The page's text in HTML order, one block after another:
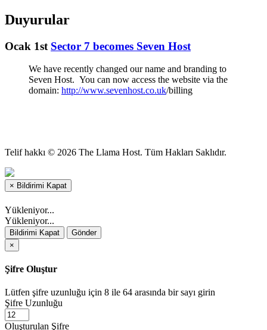
Duyurular
Ocak 1st Sector 7 becomes Seven Host
We have recently changed our name and branding to
Seven Host. You can now access the website via the
domain: http://www.sevenhost.co.uk/billing
Telif hakkı © 2026 The Llama Host. Tüm Hakları Saklıdır.
× Bildirimi Kapat
Yükleniyor...
Yükleniyor...
Bildirimi Kapat
Gönder
×
Şifre Oluştur
Lütfen şifre uzunluğu için 8 ile 64 arasında bir sayı girin
Şifre Uzunluğu
Oluşturulan Şifre